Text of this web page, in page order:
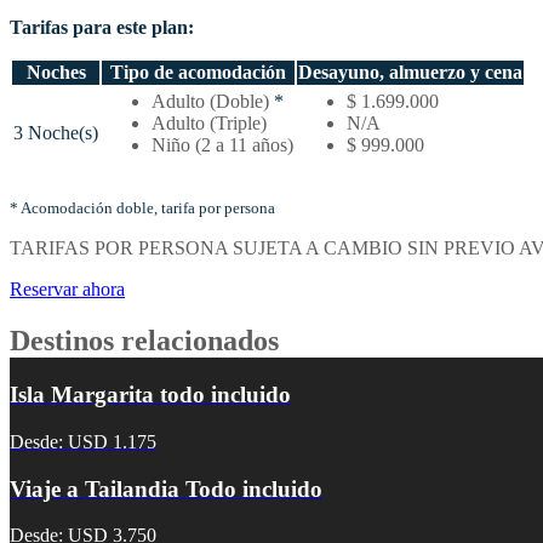
Tarifas para este plan:
–
noches
tipo
acomodación
Noches Tipo de acomodación Desayuno, almuerzo y cena
3 Noche(s)
Adulto (Doble) *
Adulto (Triple)
Niño (2 a 11 años)
$ 1.699.000
N/A
$ 999.000
* Acomodación doble, tarifa por persona
TARIFAS POR PERSONA SUJETA A CAMBIO SIN PREVIO
Reservar ahora
Destinos relacionados
Isla Margarita todo incluido
Desde: USD 1.175
Viaje a Tailandia Todo incluido
Desde: USD 3.750